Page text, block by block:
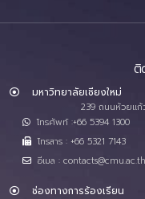
ติ
มหาวิทยาลัยเชียงใหม่
239 ถนนห้วยแก้
โทรศัพท์ :+66 5394 1300
โทรสาร : +66 5321 7143
อีเมล : contacts@cmu.ac.th
ช่องทางการร้องเรียน